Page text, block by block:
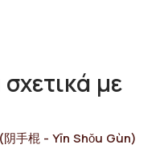
με
手棍 - Yīn Shǒu Gùn)